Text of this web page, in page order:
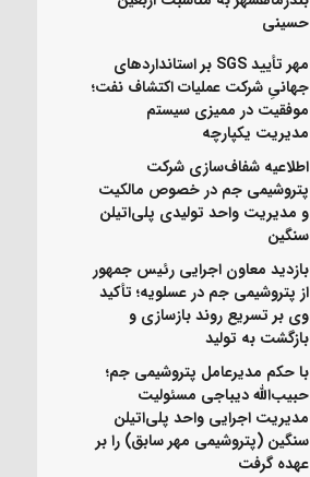
حسینی
مهر تأیید SGS بر استانداردهای
جهانیِ شرکت عملیات اکتشاف نفت؛
موفقیت در ممیزی سیستم
مدیریت یکپارچه
اطلاعیه شفاف‌سازی شرکت
پتروشیمی جم در خصوص مالکیت
و مدیریت واحد تولیدی پلی‌اتیلن
سنگین
بازدید معاون اجرایی رئیس جمهور
از پتروشیمی جم در عسلویه؛ تأکید
وی بر تسریع روند بازسازی و
بازگشت به تولید
با حکم مدیرعامل پتروشیمی جم؛
حبیب‌الله دیباجی مسئولیت
مدیریت اجرایی واحد پلی‌اتیلن
سنگین (پتروشیمی مهر سابق) را بر
عهده گرفت